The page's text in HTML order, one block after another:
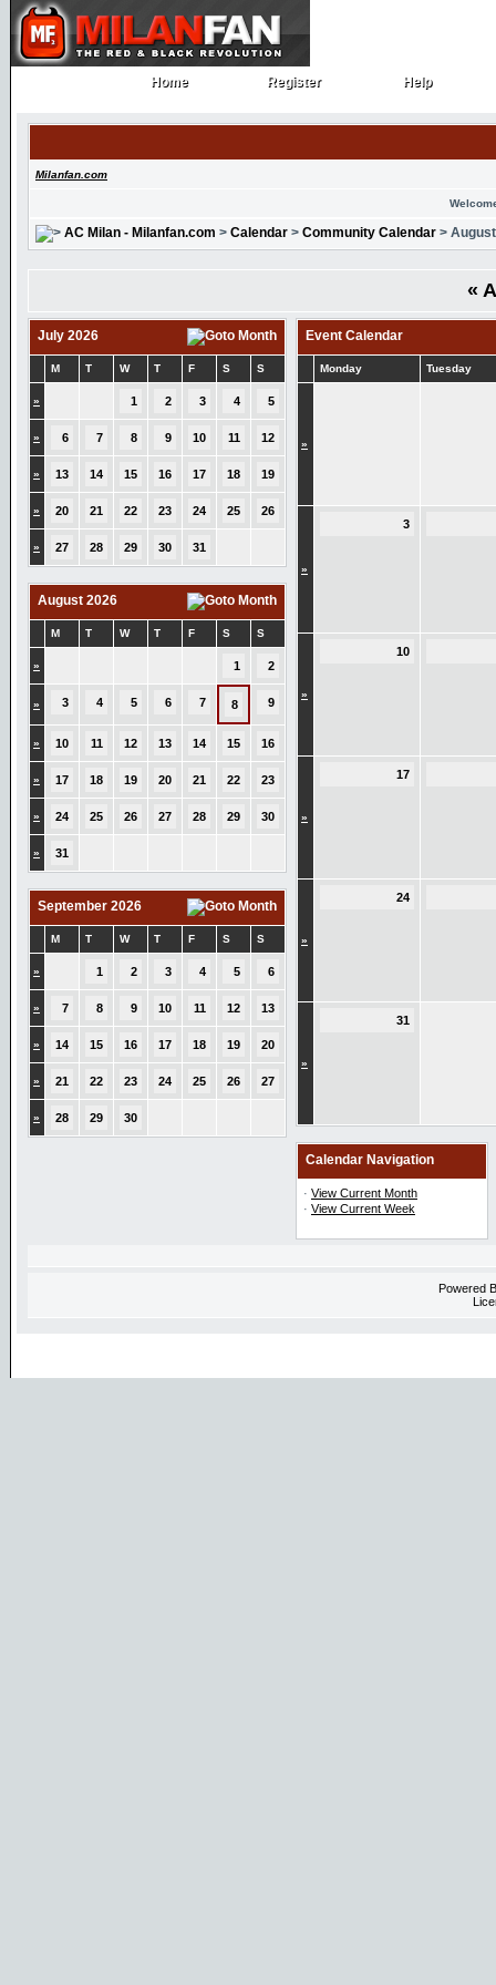
Home
Home Register
Register Help
Help
Milanfan.com
AC Milan - Milanfan.com > Calendar > Community Calendar >
«
July 2026
M T W T F S S
» 1 2 3 4 5
» 6 7 8 9 10 11 12
» 13 14 15 16 17 18 19
» 20 21 22 23 24 25 26
» 27 28 29 30 31
August 2026
M T W T F S S
» 1 2
» 3 4 5 6 7 8 9
» 10 11 12 13 14 15 16
» 17 18 19 20 21 22 23
» 24 25 26 27 28 29 30
» 31
September 2026
M T W T F S S
» 1 2 3 4 5 6
» 7 8 9 10 11 12 13
» 14 15 16 17 18 19 20
» 21 22 23 24 25 26 27
» 28 29 30
Event Calendar
Monday Tuesday
»
»
3
»
10
»
17
»
24
»
31
Calendar Navigation
· View Current Month
· View Current Week
Powered